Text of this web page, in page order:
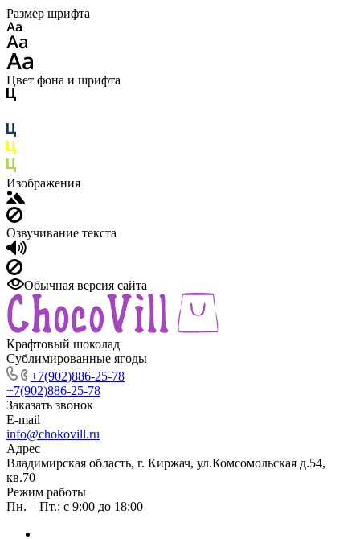
Размер шрифта
Цвет фона и шрифта
Изображения
Озвучивание текста
Обычная версия сайта
Крафтовый шоколад
Сублимированные ягоды
+7(902)886-25-78
+7(902)886-25-78
Заказать звонок
E-mail
info@chokovill.ru
Адрес
Владимирская область, г. Киржач, ул.Комсомольская д.54,
кв.70
Режим работы
Пн. – Пт.: с 9:00 до 18:00